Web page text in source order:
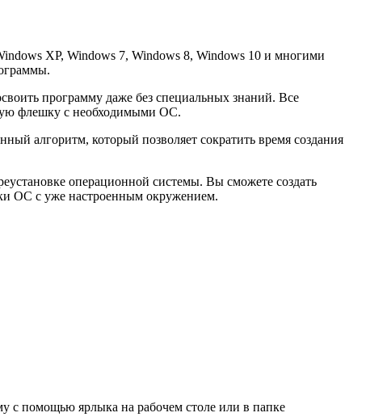
XP, Windows 7, Windows 8, Windows 10 и многими
программу даже без специальных знаний. Все
флешку с необходимыми ОС.
алгоритм, который позволяет сократить время создания
операционной системы. Вы сможете создать
ОС с уже настроенным окружением.
с помощью ярлыка на рабочем столе или в папке